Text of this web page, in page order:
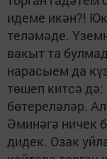
идеме икән?!
теләмәде.
вакыт та
нарасыем да
төшеп китсә
бөтереләләр.
Әминәгә ничек
дидек. Озак